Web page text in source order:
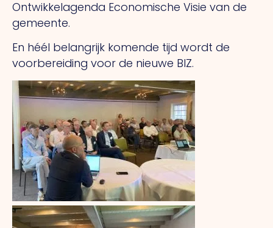
Ontwikkelagenda Economische Visie van de
gemeente.
En héél belangrijk komende tijd wordt de
voorbereiding voor de nieuwe BIZ.